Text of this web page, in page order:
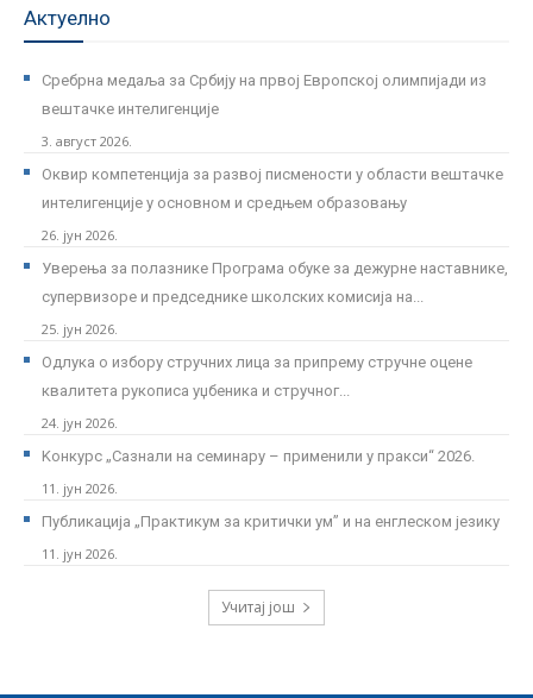
Актуелно
Сребрна медаља за Србију на првој Европској олимпијади из
вештачке интелигенције
3. август 2026.
Оквир компетенција за развој писмености у области вештачке
интелигенције у основном и средњем образовању
26. јун 2026.
Уверења за полазнике Програмa обуке за дежурне наставнике,
супервизоре и председнике школских комисија на...
25. јун 2026.
Одлука о избору стручних лица за припрему стручне оцене
квалитета рукописа уџбеника и стручног...
24. јун 2026.
Kонкурс „Сазнали на семинару – применили у пракси“ 2026.
11. јун 2026.
Публикација „Практикум за критички ум” и на енглеском језику
11. јун 2026.
Учитај још